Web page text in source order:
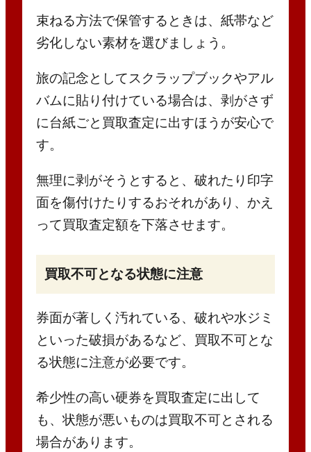
束ねる方法で保管するときは、紙帯など
劣化しない素材を選びましょう。
旅の記念としてスクラップブックやアル
バムに貼り付けている場合は、剥がさず
に台紙ごと買取査定に出すほうが安心で
す。
無理に剥がそうとすると、破れたり印字
面を傷付けたりするおそれがあり、かえ
って買取査定額を下落させます。
買取不可となる状態に注意
券面が著しく汚れている、破れや水ジミ
といった破損があるなど、買取不可とな
る状態に注意が必要です。
希少性の高い硬券を買取査定に出して
も、状態が悪いものは買取不可とされる
場合があります。